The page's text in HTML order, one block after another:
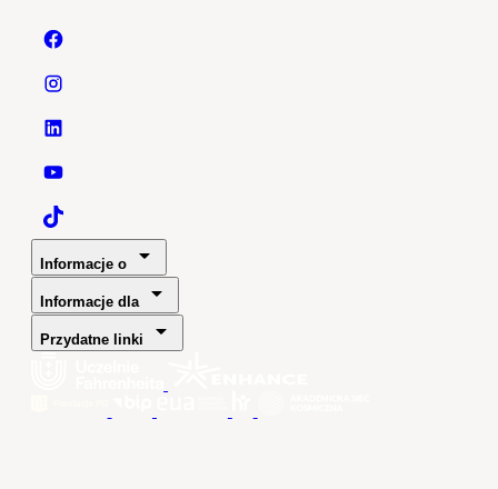
Politechnika Gdańska - Facebook
Politechnika Gdańska - Instagram
Politechnika Gdańska - LinkedIn
Politechnika Gdańska - YouTube
Politechnika Gdańska - TaikTok
Informacje o
Informacje dla
Przydatne linki